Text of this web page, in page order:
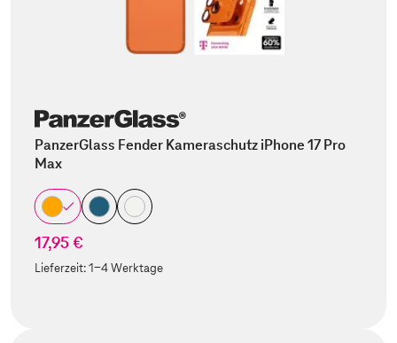
PanzerGlass Fender Kameraschutz iPhone 17 Pro
Max
17,95 €
Lieferzeit:1-4 Werktage